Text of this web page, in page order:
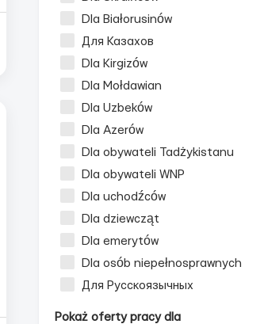
Dla Białorusinów
Для Казахов
Dla Kirgizów
Dla Mołdawian
Dla Uzbeków
Dla Azerów
Dla obywateli Tadżykistanu
Dla obywateli WNP
Dla uchodźców
Dla dziewcząt
Dla emerytów
Dla osób niepełnosprawnych
Для Русскоязычных
Pokaż oferty pracy dla